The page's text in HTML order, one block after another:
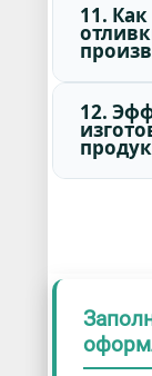
11.
12.